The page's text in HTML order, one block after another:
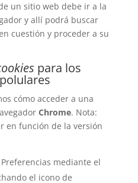
un sitio web debe ir a la
y allí podrá buscar
cuestión y proceder a su
para los
cómo acceder a una
Chrome. Nota:
en función de la versión
mediante el
el icono de